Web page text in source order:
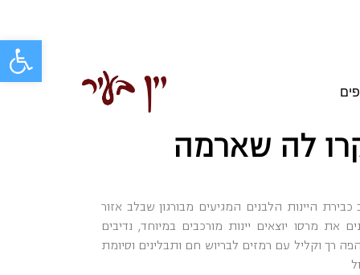
לה שארמה
היינות הלבנים המגיעים מבורגון שבלב אזור
מרסו יוצאים יינות מורכבים במיוחד, נדיבים
רך וקליל עם רמזים לבריוש חם ותבלינים וסיומת
פתח